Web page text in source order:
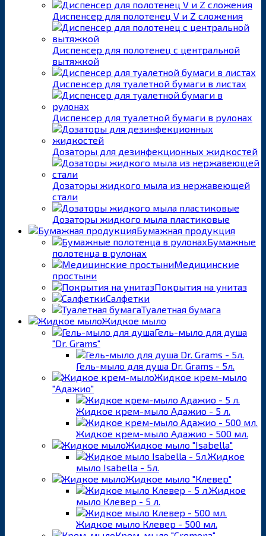
Диспенсер для полотенец V и Z сложения
Диспенсер для полотенец с центральной
вытяжкой
Диспенсер для туалетной бумаги в листах
Диспенсер для туалетной бумаги в рулонах
Дозаторы для дезинфекционных жидкостей
Дозаторы жидкого мыла из нержавеющей
стали
Дозаторы жидкого мыла пластиковые
Бумажная продукция
Бумажные
полотенца в рулонах
Медицинские
простыни
Покрытия на унитаз
Салфетки
Туалетная бумага
Жидкое мыло
Гель-мыло для душа
"Dr. Grams"
Гель-мыло для душа Dr. Grams - 5л.
Жидкое крем-мыло
"Адажио"
Жидкое крем-мыло Адажио - 5 л.
Жидкое крем-мыло Адажио - 500 мл.
Жидкое мыло "Isabella"
Жидкое
мыло Isabella - 5л.
Жидкое мыло "Клевер"
Жидкое
мыло Клевер - 5 л.
Жидкое мыло Клевер - 500 мл.